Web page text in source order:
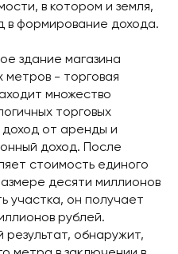
в котором и земля,
в формирование дохода.
здание магазина
- торговая
множество
торговых
от аренды и
доход. После
стоимость единого
десяти миллионов
участка, он получает
рублей.
результат, обнаружит,